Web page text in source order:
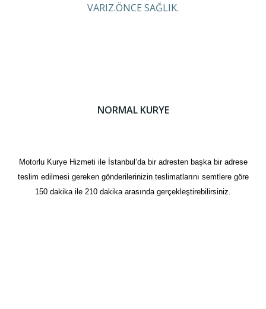
VARIZ.ÖNCE SAĞLIK.
NORMAL KURYE
Motorlu Kurye Hizmeti ile İstanbul’da bir adresten başka bir adrese
teslim edilmesi gereken gönderilerinizin teslimatlarını semtlere göre
150 dakika ile 210 dakika arasında gerçekleştirebilirsiniz.